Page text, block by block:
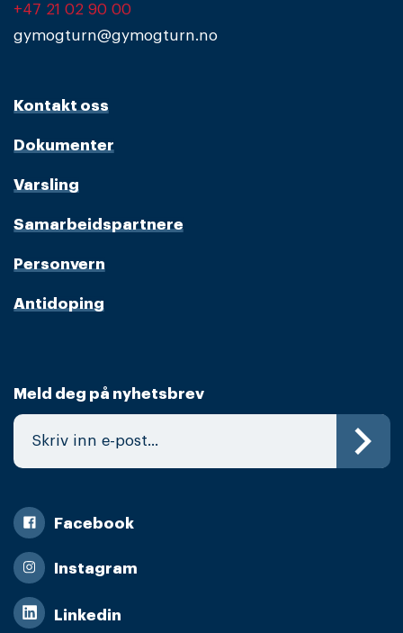
+47 21 02 90 00
gymogturn@gymogturn.no
Kontakt oss
Dokumenter
Varsling
Samarbeidspartnere
Personvern
Antidoping
Meld deg på nyhetsbrev
Facebook
Instagram
Linkedin